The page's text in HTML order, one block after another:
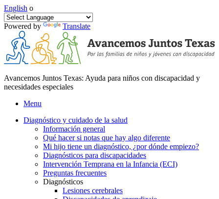
English o
Powered by Translate
Avancemos Juntos Texas: Ayuda para niños con discapacidad y
necesidades especiales
Menu
Diagnóstico y cuidado de la salud
Información general
Qué hacer si notas que hay algo diferente
Mi hijo tiene un diagnóstico, ¿por dónde empiezo?
Diagnósticos para discapacidades
Intervención Temprana en la Infancia (ECI)
Preguntas frecuentes
Diagnósticos
Lesiones cerebrales